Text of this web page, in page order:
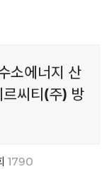
소에너지 산
르씨티(주) 방
1790